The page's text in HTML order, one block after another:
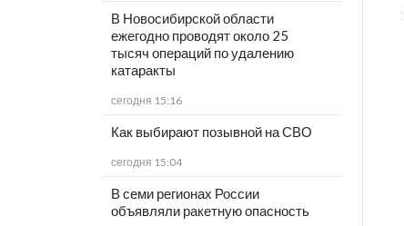
В Новосибирской области
ежегодно проводят около 25
тысяч операций по удалению
катаракты
сегодня 15:16
Как выбирают позывной на СВО
сегодня 15:04
В семи регионах России
объявляли ракетную опасность